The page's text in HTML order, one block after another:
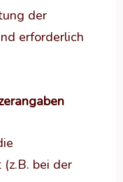
der
erforderlich
bei der